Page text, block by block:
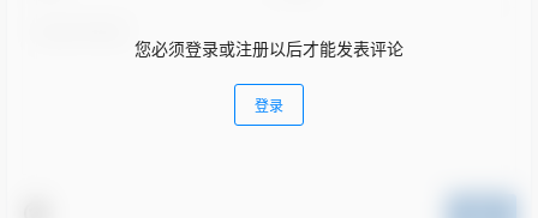
您必须登录或注册以后才能发表评论
登录